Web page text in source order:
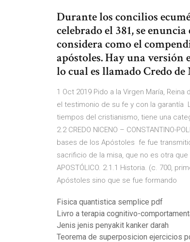
Durante los concilios
celebrado el 381, se
considera como el
apóstoles. Hay una
lo cual es llamado Credo
1 Oct 2019 Pido a la Virgen María,
el testimonio de su fe y con la
tiempos del cristianismo, tiene una
2.2 CREDO NICENO – CONSTANTINO-
bases de los Apóstoles fe fue
sacrificio de la misa, que no es otra
APOSTÓLICO. 2.1.1 Historia. (c. 700,
Apóstoles sino que se fue formando
Fisica quantistica semplice pdf
Livro a terapia cognitivo-
Jenis jenis penyakit kanker darah
Teorema de superposicion ejercicios